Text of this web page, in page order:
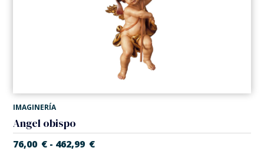
IMAGINERÍA
Angel obispo
76,00 € - 462,99 €